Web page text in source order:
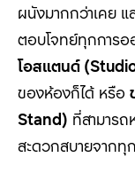
ผนังมากกว่าเคย
ตอบโจทย์ทุกการอ
โอสแตนด์ (
ของห้องก็ได้ หรือ
Stand) ที่สามาร
สะดวกสบายจาก